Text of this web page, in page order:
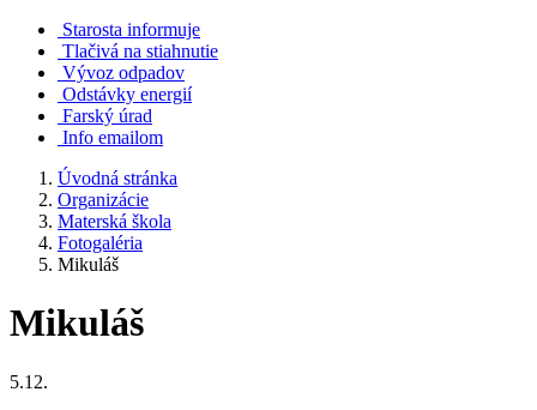
Starosta informuje
Tlačivá na stiahnutie
Vývoz odpadov
Odstávky energií
Farský úrad
Info emailom
Úvodná stránka
Organizácie
Materská škola
Fotogaléria
Mikuláš
Mikuláš
5.12.